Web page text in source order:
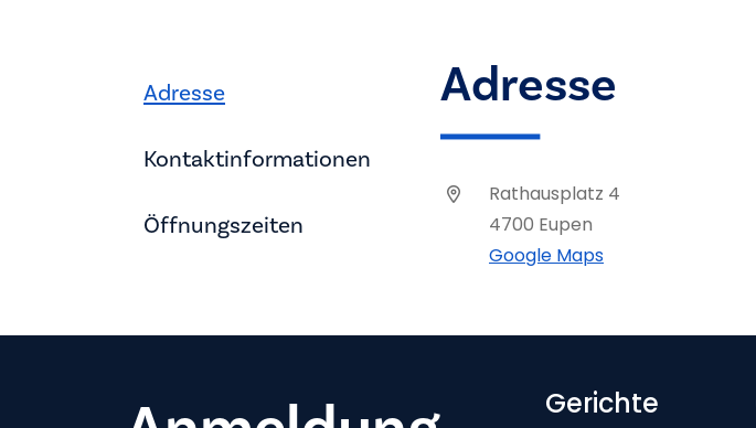
Adresse
Kontaktinformationen
Öffnungszeiten
Adresse
Rathausplatz 4
4700 Eupen
Google Maps
Footer-
Gerichte